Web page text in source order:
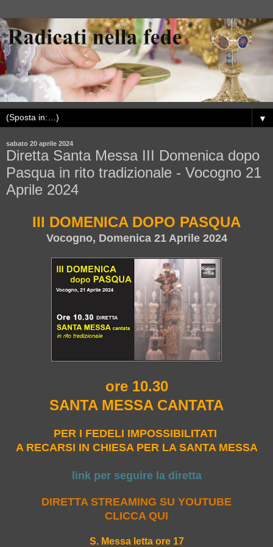
▼
sabato 20 aprile 2024
Diretta Santa Messa III Domenica dopo
Pasqua in rito tradizionale - Vocogno 21
Aprile 2024
III DOMENICA DOPO PASQUA
Vocogno, Domenica 21 Aprile 2024
ore 10.30
SANTA MESSA CANTATA
PER I FEDELI IMPOSSIBILITATI
A RECARSI IN CHIESA PER LA SANTA MESSA
link per seguire la diretta
DIRETTA STREAMING SU YOUTUBE
CLICCA QUI
S. Messa letta ore 17